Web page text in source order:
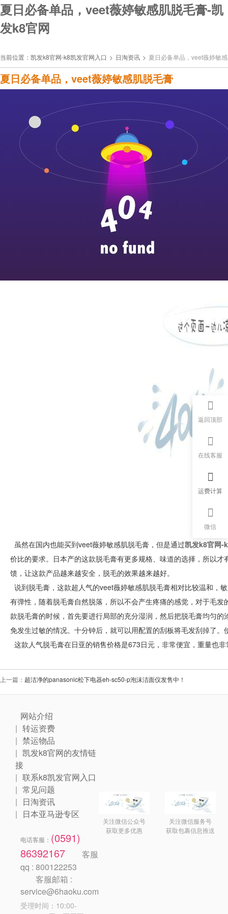
夏日必备单品，veet薇婷敏感肌脱毛膏-凯
发k8官网
当前位置： 凯发k8官网-k8凯发官网入口 > 日淘资讯 > 夏日必备单品，veet薇婷敏
夏日必备单品，veet薇婷敏感肌脱毛膏
虽然在国内也能买到veet薇婷敏感肌脱毛膏，但是通过凯发k8官网-
价比的要求。日本产的这款脱毛膏有更多规格、味道的选择，所以
馈，让这款产品越来越安全，脱毛的效果越来越好。
说到脱毛膏，这款超人气的veet薇婷敏感肌脱毛膏相对比较温和，
有弹性，随着脱毛膏自然脱落，所以不会产生疼痛的感觉，对于毛
款脱毛膏的时候，首先要进行局部的充分湿润，然后把脱毛膏均匀
免发生过敏的情况。十分钟后，就可以用配置的刮板将毛发刮掉了
这款人气脱毛膏在日亚的销售价格是673日元，非常便宜，重量也
上一篇： 超洁净的panasonic松下电器eh-sc50-p泡沫洁面仪发售中！
网站介绍
转运资费
禁运物品
凯发k8官网的友情链
接
联系k8凯发官网入口
常见问题
日淘资讯
日本亚马逊专区
电话客服： (0591)
86392167
客服
qq : 800122253
客服邮箱 :
service@6haoku.com
受理时间：10:00-
关注微信公众号
获取更多优惠
关注微信服务号
获取包裹信息推送
返回顶部
在线客服
运费计算
微信